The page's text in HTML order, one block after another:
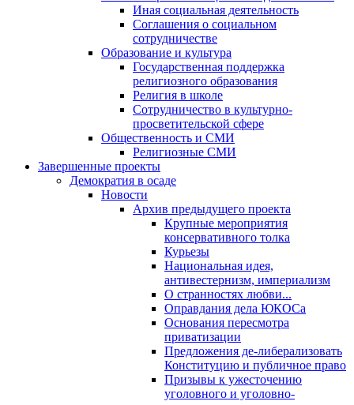
Иная социальная деятельность
Соглашения о социальном
сотрудничестве
Образование и культура
Государственная поддержка
религиозного образования
Религия в школе
Сотрудничество в культурно-
просветительской сфере
Общественность и СМИ
Религиозные СМИ
Завершенные проекты
Демократия в осаде
Новости
Архив предыдущего проекта
Крупные мероприятия
консервативного толка
Курьезы
Национальная идея,
антивестернизм, империализм
О странностях любви...
Оправдания дела ЮКОСа
Основания пересмотра
приватизации
Предложения де-либерализовать
Конституцию и публичное право
Призывы к ужесточению
уголовного и уголовно-